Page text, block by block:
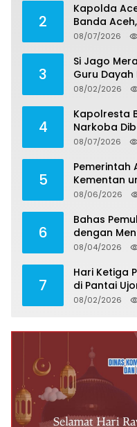
2
Kapolda
Banda
08/07/2026
3
Si Jago
Guru Dayah
08/02/2026
4
Kapolresta
Narkoba
Tegaskan
08/07/2026
5
Pemerintah
Kementan
Kebun
08/06/2026
6
Bahas
dengan
Butuh
08/04/2026
7
Hari Ketiga
di Pantai
Ditemukan
08/02/2026